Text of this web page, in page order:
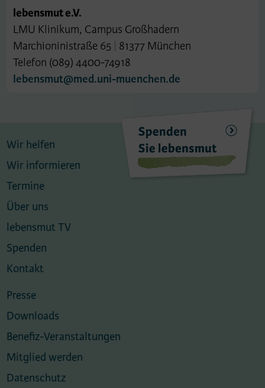
lebensmut e.V.
LMU Klinikum, Campus Großhadern
Marchioninistraße 65 81377 München
Telefon (089) 4400-74918
lebensmut@med.uni-muenchen.de
Wir helfen
Wir informieren
Termine
Über uns
lebensmut TV
Spenden
Kontakt
Presse
Downloads
Benefiz-Veranstaltungen
Mitglied werden
Datenschutz